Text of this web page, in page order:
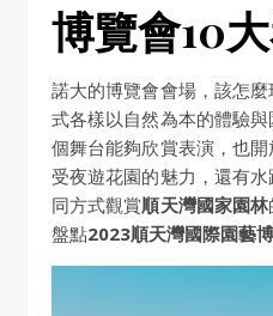
博覽會10
諾大的博覽會會場，該怎
式各樣以自然為本的體驗
個舞台能夠欣賞表演，也
受夜遊花園的魅力，還有
同方式觀賞順天灣國家園林
盤點2023順天灣國際園藝